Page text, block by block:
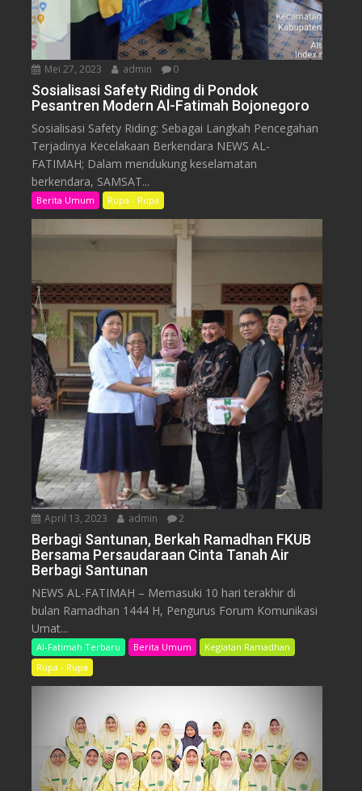
Mei 27, 2023 admin 0
Sosialisasi Safety Riding di Pondok
Pesantren Modern Al-Fatimah Bojonegoro
Sosialisasi Safety Riding: Sebagai Langkah Pencegahan
Terjadinya Kecelakaan Berkendara NEWS AL-
FATIMAH; Dalam mendukung keselamatan
berkendara, SAMSAT...
Berita Umum Rupa - Rupa
April 13, 2023 admin 2
Berbagi Santunan, Berkah Ramadhan FKUB
Bersama Persaudaraan Cinta Tanah Air
Berbagi Santunan
NEWS AL-FATIMAH – Memasuki 10 hari terakhir di
bulan Ramadhan 1444 H, Pengurus Forum Komunikasi
Umat...
Al-Fatimah Terbaru Berita Umum
Kegiatan Ramadhan
Rupa - Rupa